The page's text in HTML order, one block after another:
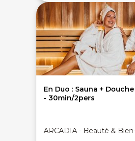
En Duo : Sauna +
- 30min/2pers
ARCADIA - Beauté &